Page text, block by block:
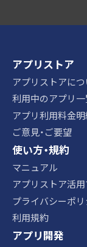
アプリストア
アプリストアにつ
利用中のアプリ一
アプリ利用料金
ご意見・ご要望
使い方・規約
マニュアル
アプリストア活
プライバシーポリ
利用規約
アプリ開発